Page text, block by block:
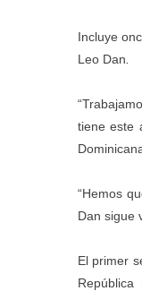
Incluye
Leo Dan
tiene este
“Hemos
Dan sigue
El primer